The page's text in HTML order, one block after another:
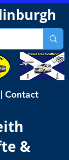
Contact
&